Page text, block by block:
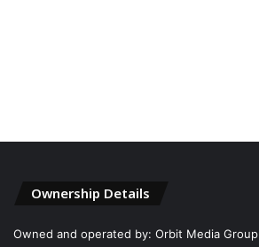
Ownership Details
Owned and operated by: Orbit Media Group